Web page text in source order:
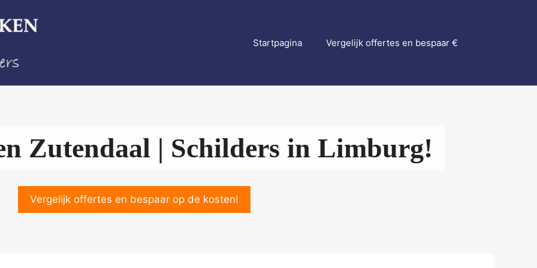
Startpagina Vergelijk offertes en bespaar €
Zutendaal | Schilders in Limburg!
Vergelijk offertes en bespaar op de kosten!